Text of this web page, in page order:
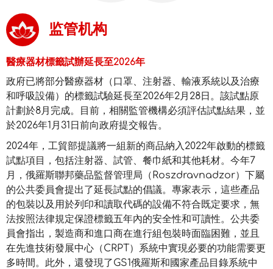
监管机构
醫療器材標籤試辦延長至2026年
政府已將部分醫療器材（口罩、注射器、輸液系統以及治療
和呼吸設備）的標籤試驗延長至2026年2月28日。該試點原
計劃於8月完成。目前，相關監管機構必須評估試點結果，並
於2026年1月31日前向政府提交報告。
2024年，工貿部提議將一組新的商品納入2022年啟動的標籤
試點項目，包括注射器、試管、餐巾紙和其他耗材。今年7
月，俄羅斯聯邦藥品監督管理局（Roszdravnadzor）下屬
的公共委員會提出了延長試點的倡議。專家表示，這些產品
的包裝以及用於列印和讀取代碼的設備不符合既定要求，無
法按照法律規定保證標籤五年內的安全性和可讀性。公共委
員會指出，製造商和進口商在進行組包裝時面臨困難，並且
在先進技術發展中心（CRPT）系統中實現必要的功能需要更
多時間。此外，還發現了GS1俄羅斯和國家產品目錄系統中